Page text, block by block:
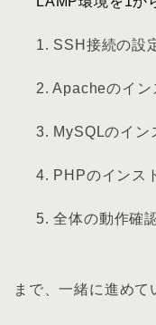
1. SSH接続の設
2. Apacheのイン
3. MySQLのイン
4. PHPのインス
5. 全体の動作確
まで、一緒に進めて